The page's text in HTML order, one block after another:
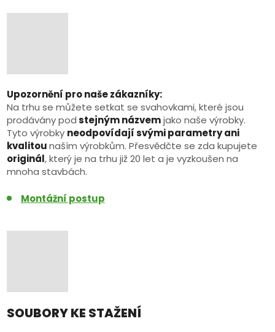
Upozornění pro naše zákazníky:
Na trhu se můžete setkat se svahovkami, které jsou
prodávány podstejným názvemjako naše výrobky.
Tyto výrobky neodpovídají svými parametry ani
kvalitounaším výrobkům. Přesvědčte se zda kupujete
originál, který je na trhu již 20 let a je vyzkoušen na
mnoha stavbách.
Montážní postup
SOUBORY KE STAŽENÍ